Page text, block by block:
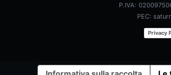
P.IVA:
PEC:
Privacy